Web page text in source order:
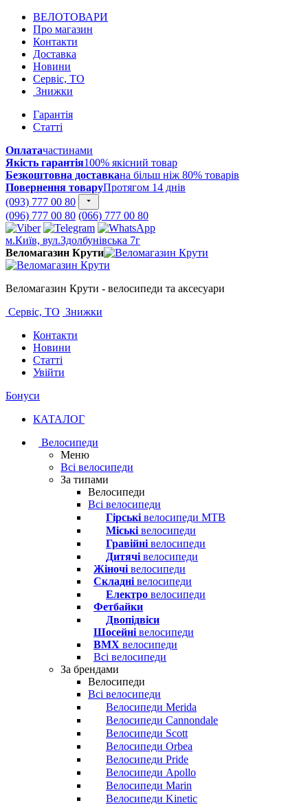
ВЕЛОТОВАРИ
Про магазин
Контакти
Доставка
Новини
Сервіс, ТО
Знижки
Гарантія
Статті
Оплатачастинами
Якість гарантія100% якісний товар
Безкоштовна доставкана більш ніж 80% товарів
Повернення товаруПротягом 14 днів
(093) 777 00 80
(096) 777 00 80 (066) 777 00 80
м.Київ, вул.Здолбунівська 7г
Веломагазин Крути
Веломагазин Крути - велосипеди та аксесуари
Сервіс, ТО Знижки
Контакти
Новини
Статті
Увійти
Бонуси
КАТАЛОГ
Велосипеди
Меню
Всі велосипеди
За типами
Велосипеди
Всі велосипеди
Гірські велосипеди MTB
Міські велосипеди
Гравійні велосипеди
Дитячі велосипеди
Жіночі велосипеди
Складні велосипеди
Електро велосипеди
Фетбайки
Двопідвіси
Шосейні велосипеди
BMX велосипеди
Всі велосипеди
За брендами
Велосипеди
Всі велосипеди
Велосипеди Merida
Велосипеди Cannondale
Велосипеди Scott
Велосипеди Orbea
Велосипеди Pride
Велосипеди Apollo
Велосипеди Marin
Велосипеди Kinetic